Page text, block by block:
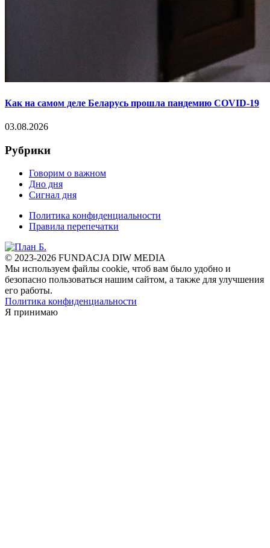
Как на самом деле Беларусь прошла пандемию COVID-19
03.08.2026
Рубрики
Говорим о важном
Дно дня
Сигнал дня
Политика конфиденциальности
Правила перепечатки
© 2023-2026 FUNDACJA DIW MEDIA
Мы используем файлы cookie, чтоб вам было удобно и
безопасно пользоваться нашим сайтом, а также для улучшения
его работы.
Политика конфиденциальности
Я принимаю